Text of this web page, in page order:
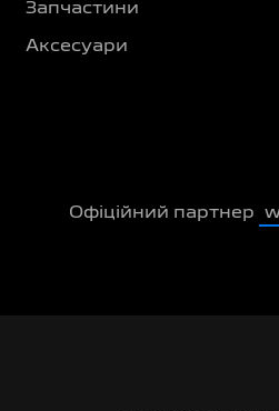
Запчастини
Аксесуари
Офіційний партнер